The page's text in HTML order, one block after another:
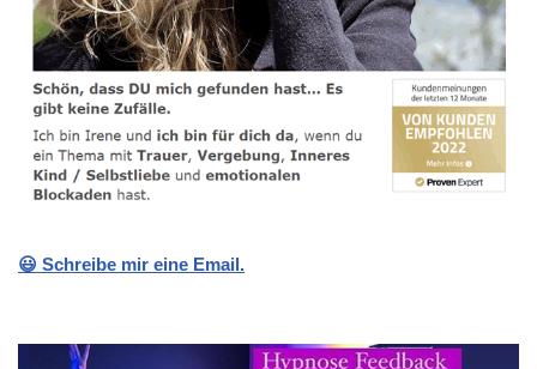
😃 Schreibe mir eine Email.